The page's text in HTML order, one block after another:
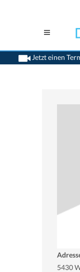
Jetzt einen
5430